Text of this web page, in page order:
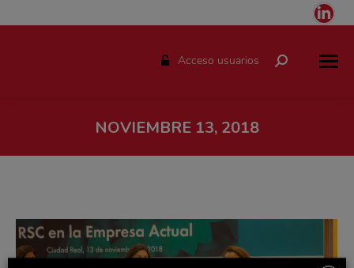
Acceso usuarios Buscar:
NOVIEMBRE 13, 2018